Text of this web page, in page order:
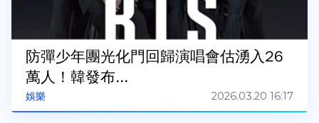
娛樂
防彈少年團光化門回歸演唱會估湧入26
萬人！韓發布...
2026.03.20 16:17